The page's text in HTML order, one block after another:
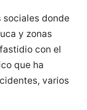
sociales donde
y zonas
con el
que ha
varios